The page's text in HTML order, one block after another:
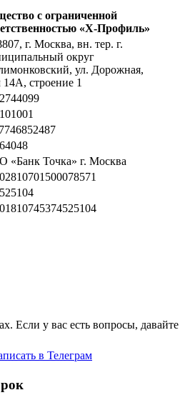
с ограниченной
«Х-Профиль»
, г. Москва, вн. тер. г.
округ
ул. Дорожная,
14А, строение 1
«Банк Точка» г. Москва
Если у вас есть вопросы, давайте
в Телеграм